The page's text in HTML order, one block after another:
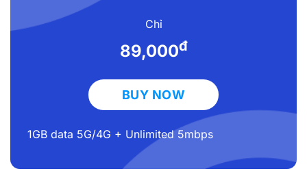
Chỉ
89,000đ
BUY NOW
1GB data 5G/4G + Unlimited 5mbps